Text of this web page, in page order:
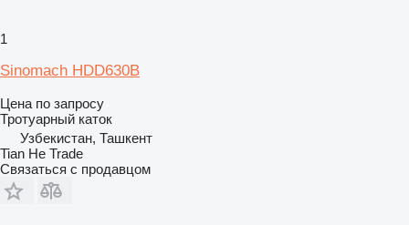
1
Sinomach HDD630B
Цена по запросу
Тротуарный каток
Узбекистан, Ташкент
Tian He Trade
Связаться с продавцом